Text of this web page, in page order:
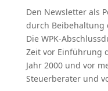
Den Newsletter als
durch Beibehaltung
Die WPK-
Zeit vor Einführung
Jahr 2000 und vor
Steuerberater und